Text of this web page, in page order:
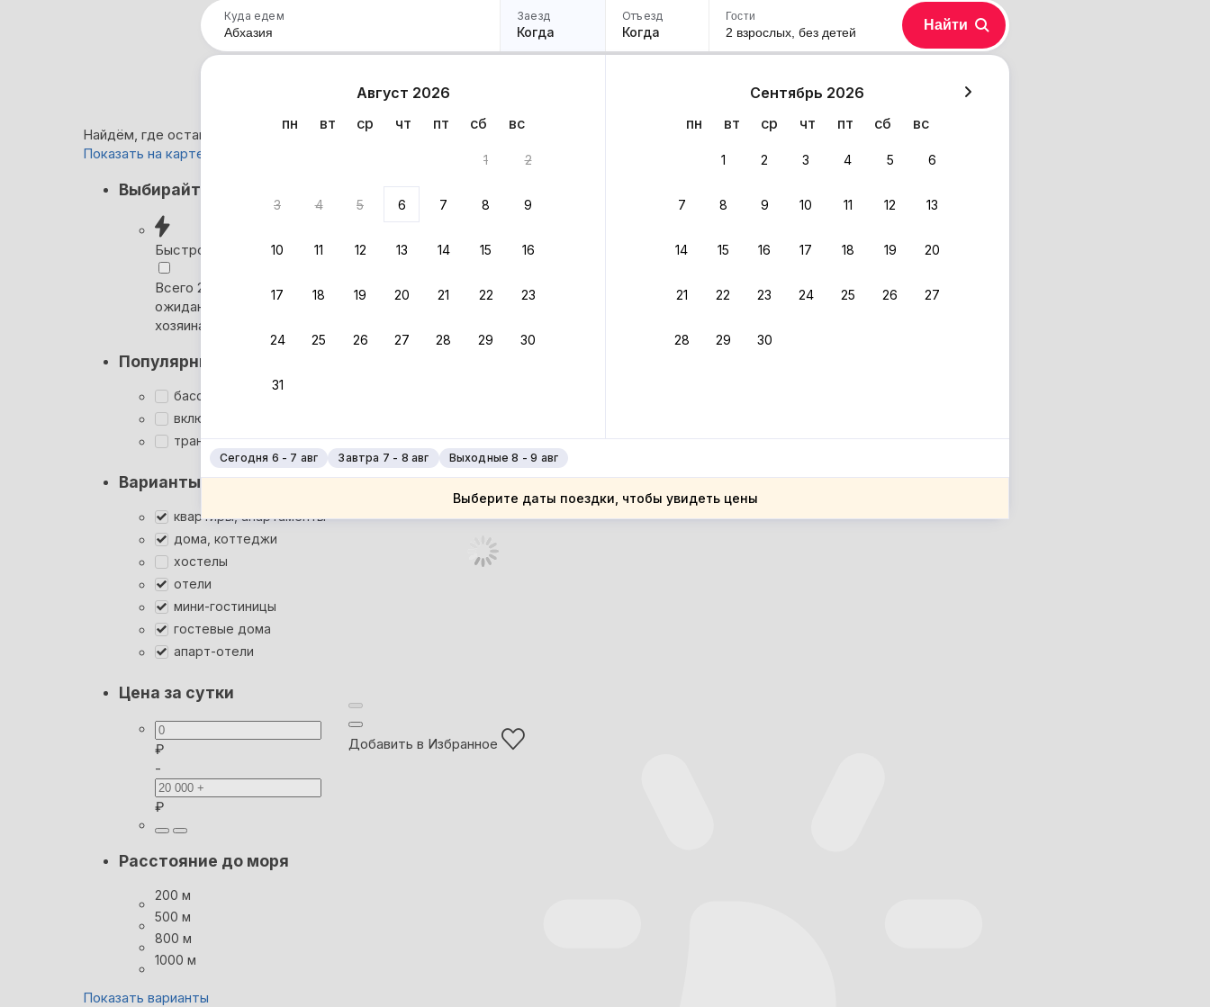
Куда едем Заезд
Когда
Отъезд
Когда
Август 2026
пн
вт ср чт пт сб вс
1 2
3 4 5 6 7 8 9
10 11 12 13 14 15 16
17 18 19 20 21 22 23
24 25 26 27 28 29 30
31
Сентябрь 2026
пн
вт ср чт пт сб вс
1 2 3 4 5 6
7 8 9 10 11 12 13
14 15 16 17 18 19 20
21 22 23 24 25 26 27
28 29 30
Сегодня 6 - 7 авг Завтра 7 - 8 авг Выходные 8 - 9 авг
Выберите даты поездки, чтобы увидеть цены
Гости
2 взрослых, без детей Найти
Найдём, где остановиться в Абхазии: 8 781 вариант
Показать на карте
Выбирайте лучшее
Быстрое бронирование
Всего 2 минуты, без
ожидания ответа от
хозяина
Популярные фильтры
бассейн
включён завтрак
трансфер
Варианты размещения
квартиры, апартаменты
дома, коттеджи
хостелы
отели
мини-гостиницы
гостевые дома
апарт-отели
Цена за сутки
₽
-
₽
Расстояние до моря
200 м
500 м
800 м
1000 м
Показать варианты
Вернём бонусами
Суперхозяин
Добавить в Избранное